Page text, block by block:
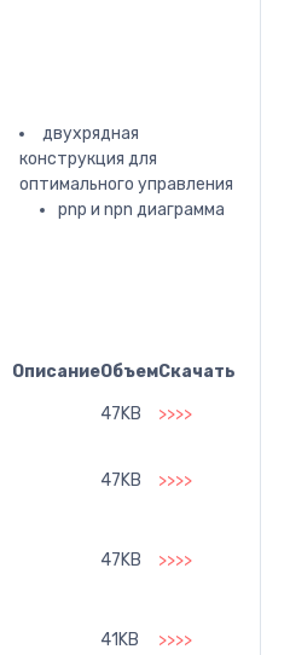
двухрядная
конструкция для
оптимального управления
pnp и npn диаграмма
ОписаниеOбъемСкачать
47KB >>>>
47KB >>>>
47KB >>>>
41KB >>>>